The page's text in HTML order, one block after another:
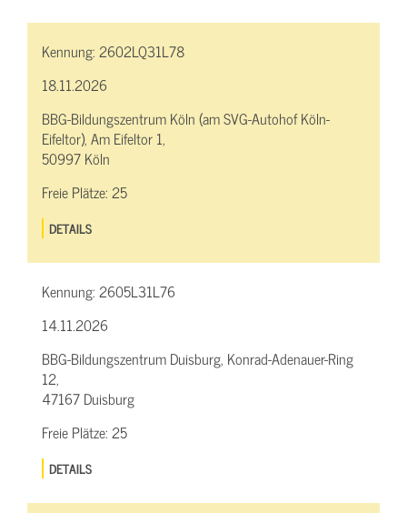
Kennung:2602LQ31L78
18.11.2026
BBG-Bildungszentrum Köln (am SVG-Autohof Köln-
Eifeltor), Am Eifeltor 1,
50997 Köln
Freie Plätze:25
DETAILS
Kennung:2605L31L76
14.11.2026
BBG-Bildungszentrum Duisburg, Konrad-Adenauer-Ring
12,
47167 Duisburg
Freie Plätze:25
DETAILS